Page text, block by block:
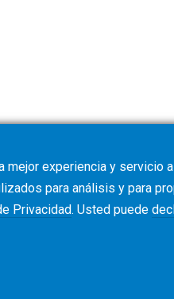
experiencia y servicio
para análisis y para
Privacidad. Usted puede